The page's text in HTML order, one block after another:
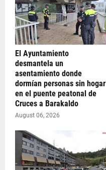
El Ayuntamiento
desmantela un
asentamiento donde
dormían personas sin hogar
en el puente peatonal de
Cruces a Barakaldo
August 06, 2026